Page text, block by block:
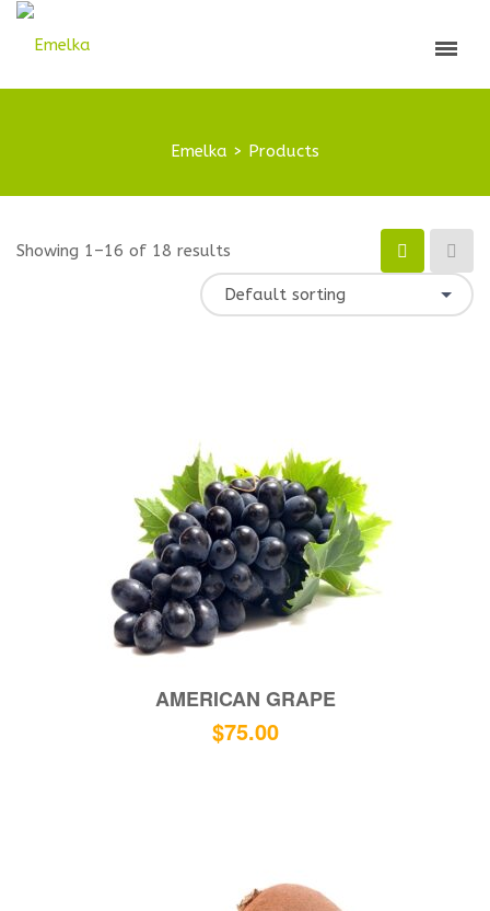
Emelka > Products
Showing 1–16 of 18 results
Default sorting
AMERICAN GRAPE
$75.00